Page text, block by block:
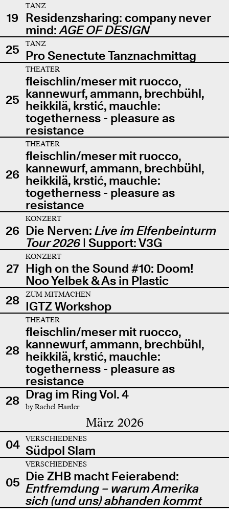
19
TANZ
Residenzsharing: company never
mind:AGE OF DESIGN
25
TANZ
Pro Senectute Tanznachmittag
25
THEATER
fleischlin/meser mit ruocco,
kannewurf, ammann, brechbühl,
heikkilä, krstić, mauchle:
togetherness - pleasure as
resistance
26
THEATER
fleischlin/meser mit ruocco,
kannewurf, ammann, brechbühl,
heikkilä, krstić, mauchle:
togetherness - pleasure as
resistance
26
KONZERT
Die Nerven: Live im Elfenbeinturm
Tour 2026| Support: V3G
27
KONZERT
High on the Sound #10: Doom!
Noo Yelbek & As in Plastic
28
ZUM MITMACHEN
IGTZ Workshop
28
THEATER
fleischlin/meser mit ruocco,
kannewurf, ammann, brechbühl,
heikkilä, krstić, mauchle:
togetherness - pleasure as
resistance
28 Drag im Ring Vol. 4
by Rachel Harder
März 2026
04 VERSCHIEDENES
Südpol Slam
05
VERSCHIEDENES
Die ZHB macht Feierabend:
Entfremdung – warum Amerika
sich (und uns) abhanden kommt